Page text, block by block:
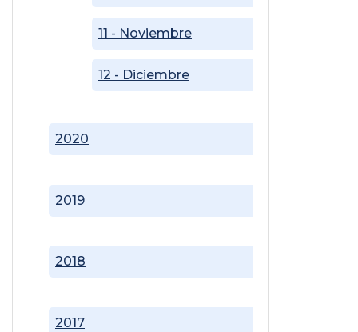
2017
2018
2019
2020
11 - Noviembre
12 - Diciembre